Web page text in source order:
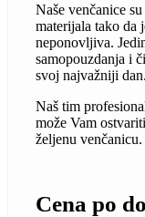
Naše venčanice
materijala tako da
neponovljiva.
samopouzdanja i
svoj najvažniji dan.
Naš tim
može Vam
željenu venčanicu.
Cena po